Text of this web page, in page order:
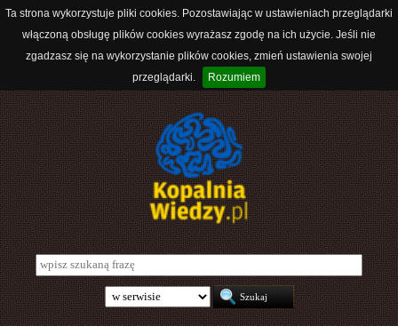
Ta strona wykorzystuje pliki cookies. Pozostawiając w ustawieniach przeglądarki
włączoną obsługę plików cookies wyrażasz zgodę na ich użycie. Jeśli nie
zgadzasz się na wykorzystanie plików cookies, zmień ustawienia swojej
przeglądarki.
Rozumiem